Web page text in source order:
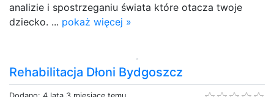
analizie i spostrzeganiu świata które otacza twoje
dziecko. ... pokaż więcej »
Rehabilitacja Dłoni Bydgoszcz